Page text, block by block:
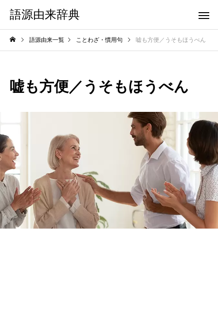
語源由来辞典
語源由来一覧 ことわざ・慣用句 嘘も方便／うそもほうべん
嘘も方便／うそもほうべん